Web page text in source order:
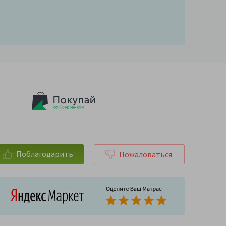
Поблагодарить Пожаловаться